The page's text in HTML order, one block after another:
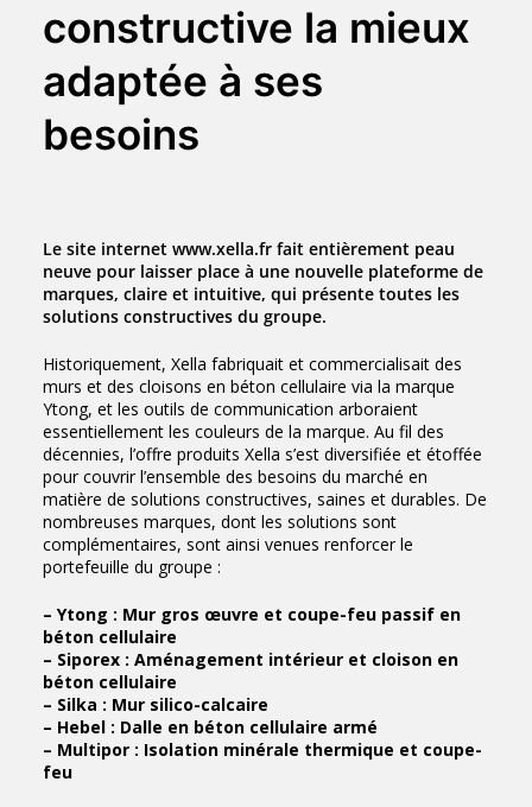
constructive la mieux
adaptée à ses
besoins
Le site internet www.xella.fr fait entièrement peau
neuve pour laisser place à une nouvelle plateforme de
marques, claire et intuitive, qui présente toutes les
solutions constructives du groupe.
Historiquement, Xella fabriquait et commercialisait des
murs et des cloisons en béton cellulaire via la marque
Ytong, et les outils de communication arboraient
essentiellement les couleurs de la marque. Au fil des
décennies, l’offre produits Xella s’est diversifiée et étoffée
pour couvrir l’ensemble des besoins du marché en
matière de solutions constructives, saines et durables. De
nombreuses marques, dont les solutions sont
complémentaires, sont ainsi venues renforcer le
portefeuille du groupe :
– Ytong : Mur gros œuvre et coupe-feu passif en
béton cellulaire
– Siporex : Aménagement intérieur et cloison en
béton cellulaire
– Silka : Mur silico-calcaire
– Hebel : Dalle en béton cellulaire armé
– Multipor : Isolation minérale thermique et coupe-
feu